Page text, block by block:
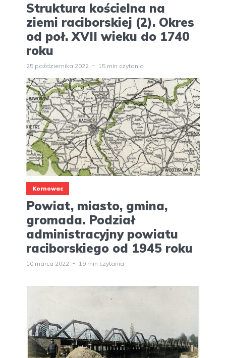
Struktura kościelna na
ziemi raciborskiej (2). Okres
od poł. XVII wieku do 1740
roku
25 października 2022 15 min czytania
Kornowac
Powiat, miasto, gmina,
gromada. Podział
administracyjny powiatu
raciborskiego od 1945 roku
10 marca 2022 19 min czytania